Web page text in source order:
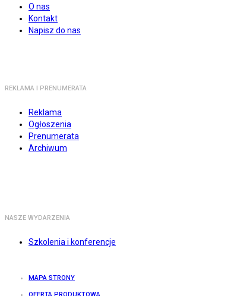
O nas
Kontakt
Napisz do nas
REKLAMA I PRENUMERATA
Reklama
Ogłoszenia
Prenumerata
Archiwum
NASZE WYDARZENIA
Szkolenia i konferencje
MAPA STRONY